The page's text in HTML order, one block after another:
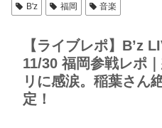
B'z 福岡 音楽
【ライブレポ】B’z
11/30 福岡参戦レポ
リに感涙。稲葉さん
定！